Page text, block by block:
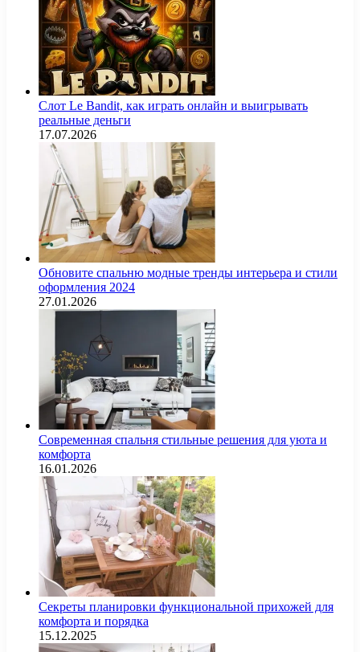
Слот Le Bandit, как играть онлайн и выигрывать
реальные деньги
17.07.2026
Обновите спальню модные тренды интерьера и стили
оформления 2024
27.01.2026
Современная спальня стильные решения для уюта и
комфорта
16.01.2026
Секреты планировки функциональной прихожей для
комфорта и порядка
15.12.2025